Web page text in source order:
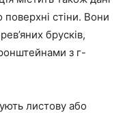
поверхні стіни. Вони
брусків,
з г-
листову або